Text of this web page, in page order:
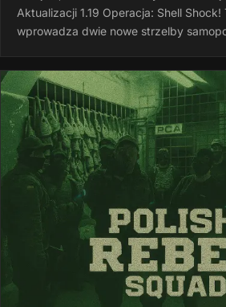
Aktualizacji 1.19 Operacja: Shell Shock!
wprowadza dwie nowe strzelby